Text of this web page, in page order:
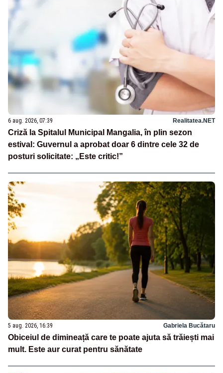
6 aug. 2026, 07:39 Realitatea.NET
Criză la Spitalul Municipal Mangalia, în plin sezon
estival: Guvernul a aprobat doar 6 dintre cele 32 de
posturi solicitate: „Este critic!”
5 aug. 2026, 16:39 Gabriela Bucătaru
Obiceiul de dimineață care te poate ajuta să trăiești mai
mult. Este aur curat pentru sănătate